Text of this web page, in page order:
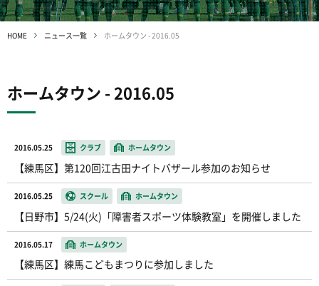
HOME ニュース一覧 ホームタウン - 2016.05
ホームタウン - 2016.05
2016.05.25 クラブ ホームタウン
【練馬区】第120回江古田ナイトバザール参加のお知らせ
2016.05.25 スクール ホームタウン
【日野市】5/24(火)「障害者スポーツ体験教室」を開催しました
2016.05.17 ホームタウン
【練馬区】練馬こどもまつりに参加しました